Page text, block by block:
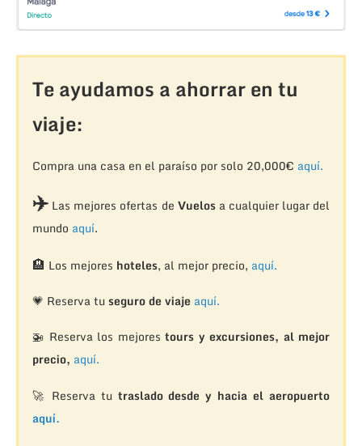
Te ayudamos a ahorrar en tu
viaje:
Compra una casa en el paraíso por solo 20,000€ aquí.
✈️Las mejores ofertas de Vuelosa cualquier lugar del
mundo aquí.
🏨 Los mejores hoteles, al mejor precio, aquí.
💗 Reserva tu seguro de viaje aquí.
🚁 Reserva los mejorestours y excursiones, al mejor
precio, aquí.
🚀 Reserva tu traslado desde y hacia el aeropuerto
aquí.